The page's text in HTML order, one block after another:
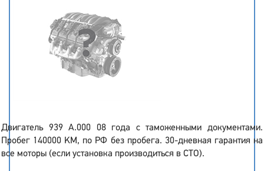
Двигатель 939 A.000 08 года с таможенными документами.
Пробег 140000 KM, по РФ без пробега. 30-дневная гарантия на
все моторы (если установка производиться в СТО).